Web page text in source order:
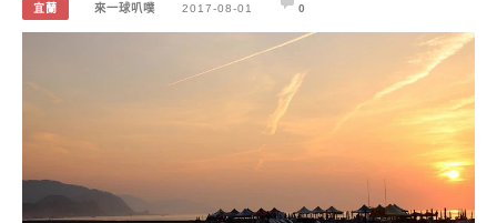
宜蘭 來一球叭噗 2017-08-01 0